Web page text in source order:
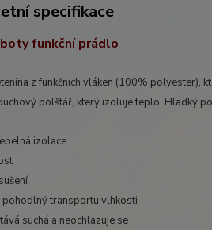
specifikace
funkční prádlo
z funkčních vláken (100% polyester),
polštář, který izoluje teplo. Hladký
izolace
pohodlný transportu vlhkosti
suchá a neochlazuje se